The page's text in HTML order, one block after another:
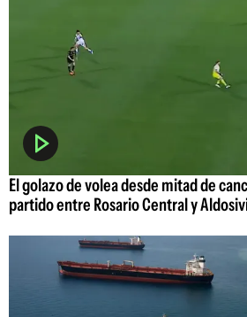
El golazo de volea desde mitad de
partido entre Rosario Central y